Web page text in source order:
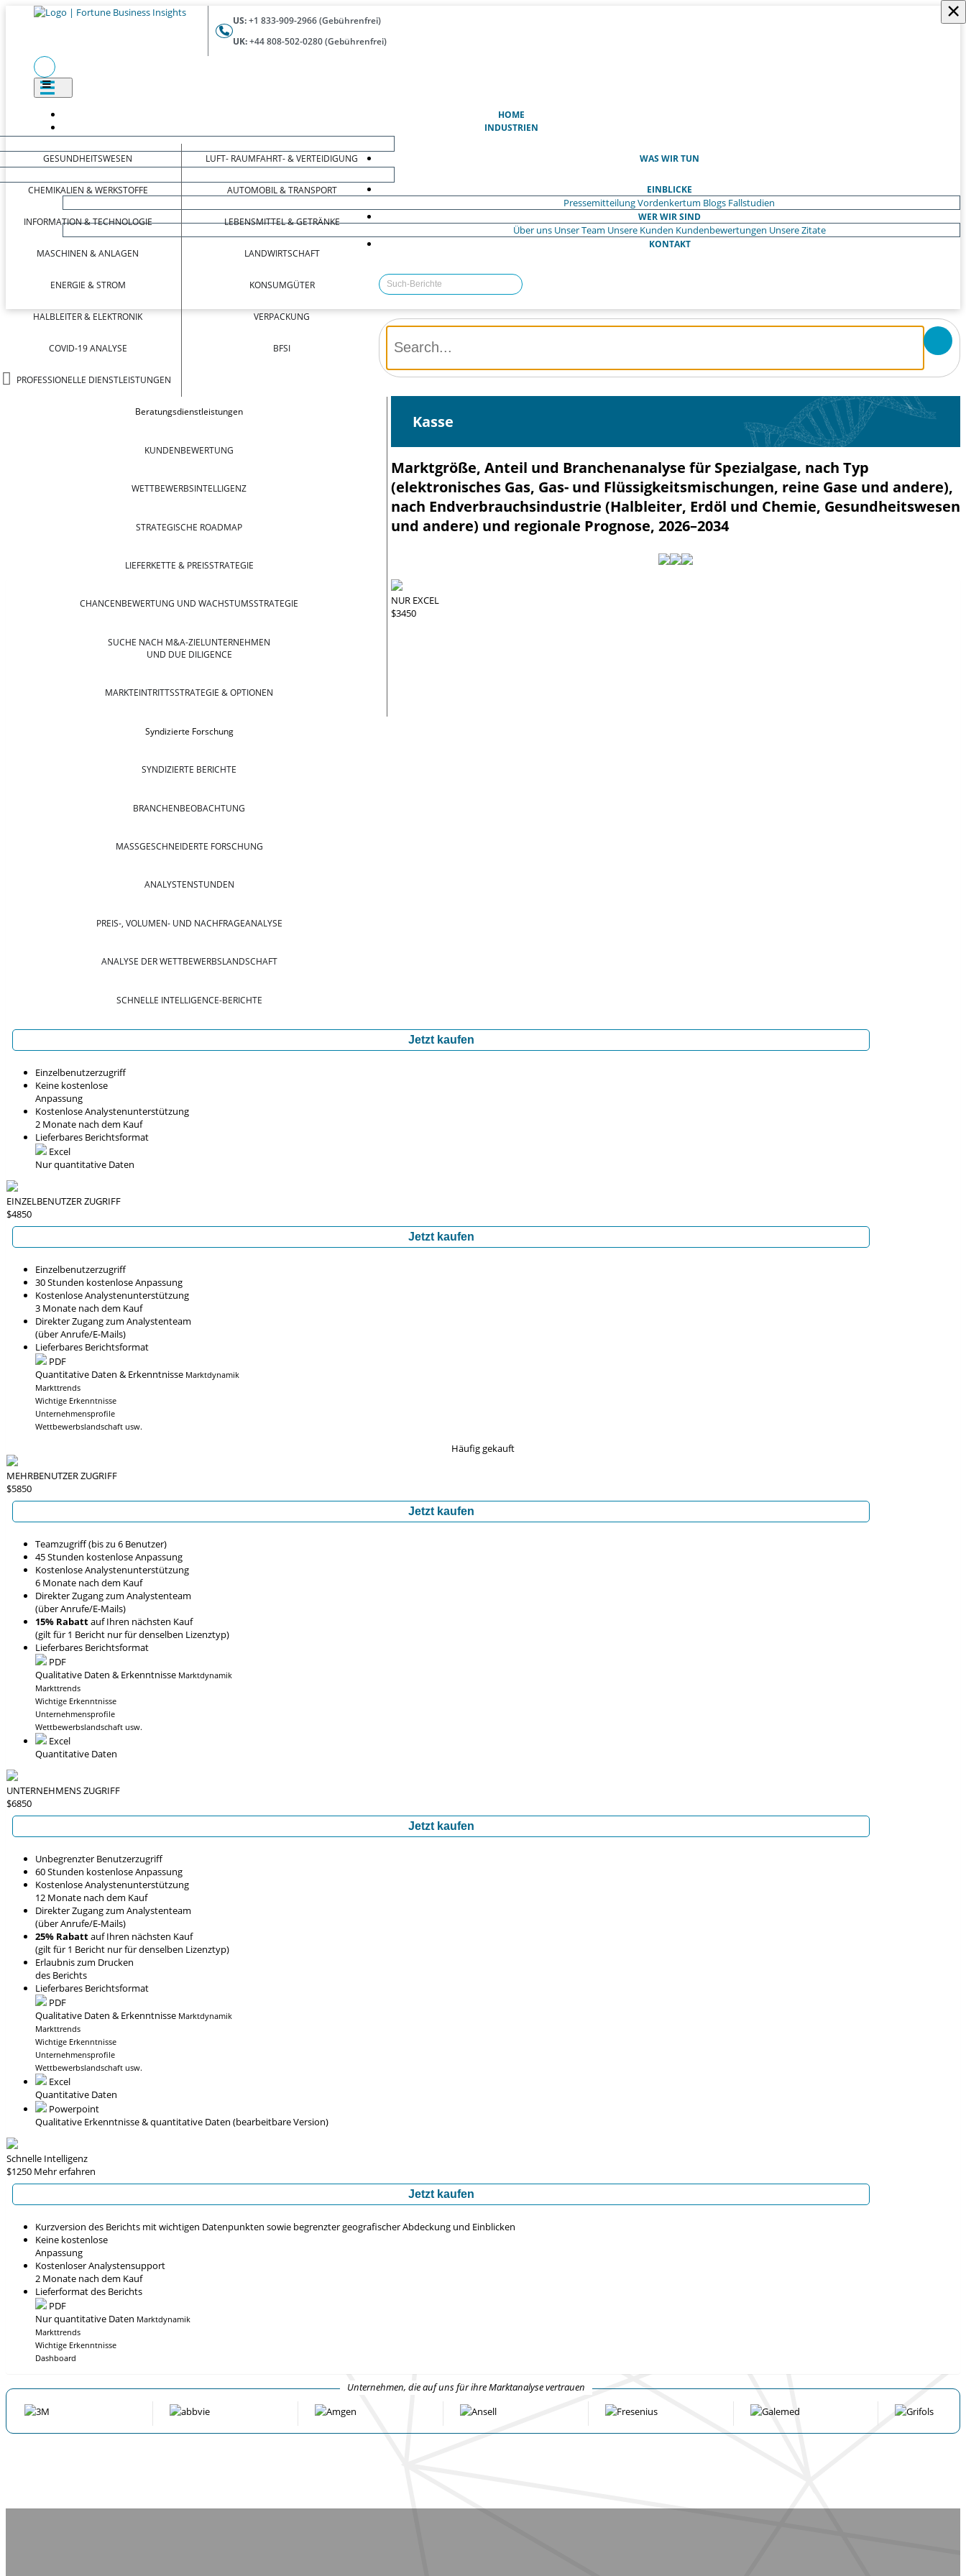
US:+1 833-909-2966 (Gebührenfrei)
UK:+44 808-502-0280 (Gebührenfrei)
HOME
INDUSTRIEN
GESUNDHEITSWESEN
CHEMIKALIEN & WERKSTOFFE
INFORMATION & TECHNOLOGIE
MASCHINEN & ANLAGEN
ENERGIE & STROM
HALBLEITER & ELEKTRONIK
COVID-19 ANALYSE
PROFESSIONELLE DIENSTLEISTUNGEN
LUFT- RAUMFAHRT- & VERTEIDIGUNG
AUTOMOBIL & TRANSPORT
LEBENSMITTEL & GETRÄNKE
LANDWIRTSCHAFT
KONSUMGÜTER
VERPACKUNG
BFSI
WAS WIR TUN
Beratungsdienstleistungen
KUNDENBEWERTUNG
WETTBEWERBSINTELLIGENZ
STRATEGISCHE ROADMAP
LIEFERKETTE & PREISSTRATEGIE
CHANCENBEWERTUNG UND WACHSTUMSSTRATEGIE
SUCHE NACH M&A-ZIELUNTERNEHMEN
UND DUE DILIGENCE
MARKTEINTRITTSSTRATEGIE & OPTIONEN
Syndizierte Forschung
SYNDIZIERTE BERICHTE
BRANCHENBEOBACHTUNG
MASSGESCHNEIDERTE FORSCHUNG
ANALYSTENSTUNDEN
PREIS-, VOLUMEN- UND NACHFRAGEANALYSE
ANALYSE DER WETTBEWERBSLANDSCHAFT
SCHNELLE INTELLIGENCE-BERICHTE
EINBLICKE
PressemitteilungVordenkertum Blogs Fallstudien
WER WIR SIND
Über uns Unser Team Unsere Kunden Kundenbewertungen Unsere Zitate
KONTAKT
×
Kasse
Marktgröße, Anteil und Branchenanalyse für Spezialgase, nach Typ
(elektronisches Gas, Gas- und Flüssigkeitsmischungen, reine Gase und andere),
nach Endverbrauchsindustrie (Halbleiter, Erdöl und Chemie, Gesundheitswesen
und andere) und regionale Prognose, 2026–2034
NUR EXCEL
$3450
Jetzt kaufen
Einzelbenutzerzugriff
Keine kostenlose
Anpassung
Kostenlose Analystenunterstützung
2 Monate nach dem Kauf
Lieferbares Berichtsformat
Excel
Nur quantitative Daten
EINZELBENUTZER ZUGRIFF
$4850
Jetzt kaufen
Einzelbenutzerzugriff
30 Stunden kostenlose Anpassung
Kostenlose Analystenunterstützung
3 Monate nach dem Kauf
Direkter Zugang zum Analystenteam
(über Anrufe/E-Mails)
Lieferbares Berichtsformat
PDF
Quantitative Daten & Erkenntnisse Marktdynamik
Markttrends
Wichtige Erkenntnisse
Unternehmensprofile
Wettbewerbslandschaft usw.
Häufig gekauft
MEHRBENUTZER ZUGRIFF
$5850
Jetzt kaufen
Teamzugriff (bis zu 6 Benutzer)
45 Stunden kostenlose Anpassung
Kostenlose Analystenunterstützung
6 Monate nach dem Kauf
Direkter Zugang zum Analystenteam
(über Anrufe/E-Mails)
15% Rabattauf Ihren nächsten Kauf
(gilt für 1 Bericht nur für denselben Lizenztyp)
Lieferbares Berichtsformat
PDF
Qualitative Daten & Erkenntnisse Marktdynamik
Markttrends
Wichtige Erkenntnisse
Unternehmensprofile
Wettbewerbslandschaft usw.
Excel
Quantitative Daten
UNTERNEHMENS ZUGRIFF
$6850
Jetzt kaufen
Unbegrenzter Benutzerzugriff
60 Stunden kostenlose Anpassung
Kostenlose Analystenunterstützung
12 Monate nach dem Kauf
Direkter Zugang zum Analystenteam
(über Anrufe/E-Mails)
25% Rabattauf Ihren nächsten Kauf
(gilt für 1 Bericht nur für denselben Lizenztyp)
Erlaubnis zum Drucken
des Berichts
Lieferbares Berichtsformat
PDF
Qualitative Daten & Erkenntnisse Marktdynamik
Markttrends
Wichtige Erkenntnisse
Unternehmensprofile
Wettbewerbslandschaft usw.
Excel
Quantitative Daten
Powerpoint
Qualitative Erkenntnisse& quantitative Daten (bearbeitbare Version)
Schnelle Intelligenz
$1250 Mehr erfahren
Jetzt kaufen
Kurzversion des Berichts mit wichtigen Datenpunkten sowie begrenzter geografischer Abdeckung und Einblicken
Keine kostenlose
Anpassung
Kostenloser Analystensupport
2 Monate nach dem Kauf
Lieferformat des Berichts
PDF
Nur quantitative Daten Marktdynamik
Markttrends
Wichtige Erkenntnisse
Dashboard
Unternehmen, die auf uns für ihre Marktanalyse vertrauen